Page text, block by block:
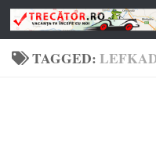
Skip to content
TAGGED: